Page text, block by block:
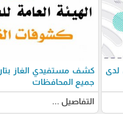
لدى
جميع المحافظات
التفاصيل ...